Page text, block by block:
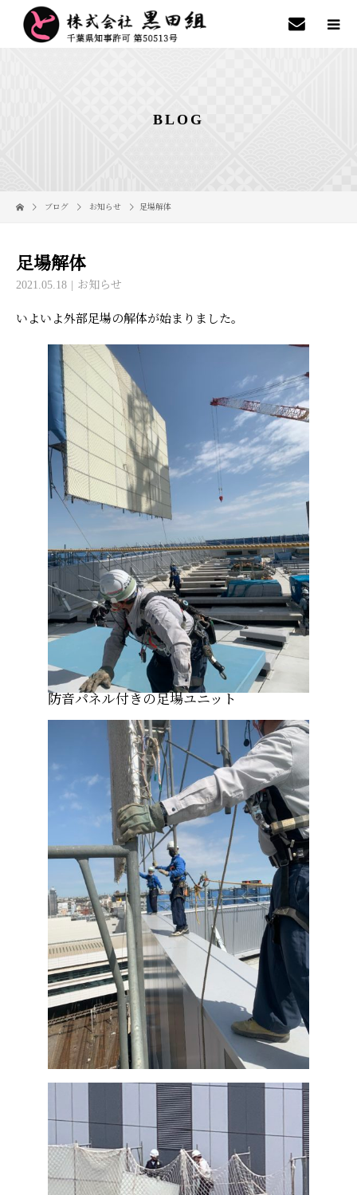
BLOG
ブログ お知らせ 足場解体
足場解体
2021.05.18 お知らせ
いよいよ外部足場の解体が始まりました。
防音パネル付きの足場ユニット